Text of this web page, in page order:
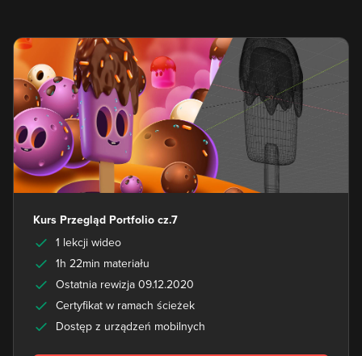
Kurs Przegląd Portfolio cz.7
1 lekcji wideo
1h 22min materiału
Ostatnia rewizja 09.12.2020
Certyfikat w ramach ścieżek
Dostęp z urządzeń mobilnych